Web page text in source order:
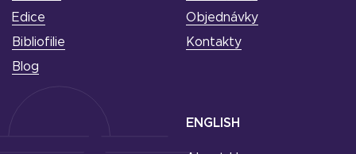
Edice
Bibliofilie
Blog
Objednávky
Kontakty
ENGLISH